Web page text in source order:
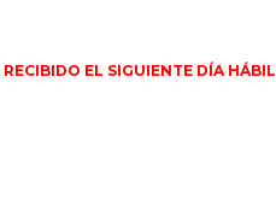
RECIBIDO EL SIGUIENTE DÍA HÁBIL